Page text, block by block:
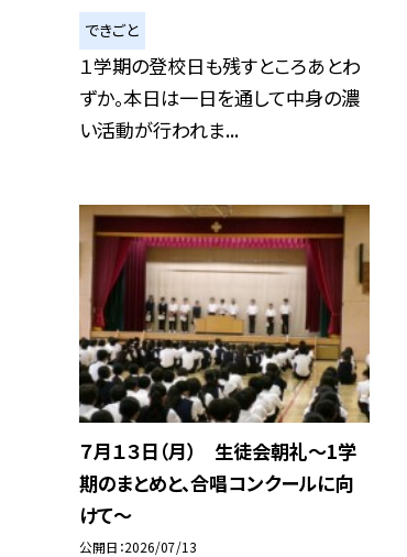
できごと
１学期の登校日も残すところあとわ
ずか。本日は一日を通して中身の濃
い活動が行われま...
７月１３日（月） 生徒会朝礼〜1学
期のまとめと、合唱コンクールに向
けて〜
公開日 2026/07/13